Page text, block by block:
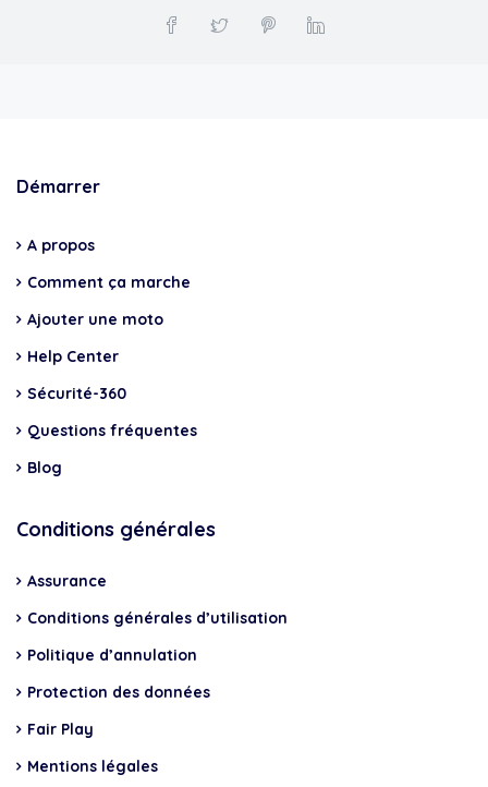
Démarrer
A propos
Comment ça marche
Ajouter une moto
Help Center
Sécurité-360
Questions fréquentes
Blog
Conditions générales
Assurance
Conditions générales d’utilisation
Politique d’annulation
Protection des données
Fair Play
Mentions légales